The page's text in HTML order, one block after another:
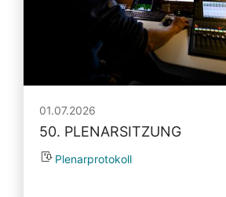
01.07.2026
50. PLENARSITZUNG
Plenarprotokoll